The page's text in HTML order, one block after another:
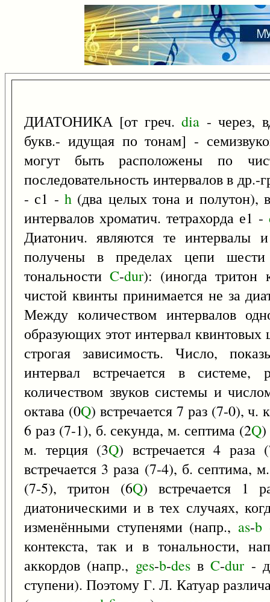
ДИАТОНИКА [от греч.dia - через,
букв.- идущая по тонам] -
могут быть расположены по
последовательность интервалов в
- с1 - h (два целых тона и полутон),
интервалов хроматич. тетрахорда е1 -
Диатонич. являются те интервалы
получены в пределах цепи
тональностиC-dur): (иногда тритон
чистой квинты принимается не за
Между количеством интервалов
образующих этот интервал квинтовых
строгая зависимость. Число,
интервал встречается в
количеством звуков системы и
октава (0Q) встречается 7 раз (7-0), ч.
6 раз (7-1), б. секунда, м. септима (2Q)
м. терция (3Q) встречается 4
встречается 3 раза (7-4), б. септима,
(7-5), тритон (6Q) встречается 1
диатоническими и в тех случаях,
изменёнными ступенями (напр., as-b
контекста, так и в тональности,
аккордов (напр., ges-b-desвC-dur -
ступени). Поэтому Г. Л. Катуар